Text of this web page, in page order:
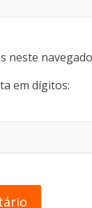
neste
em dígitos: